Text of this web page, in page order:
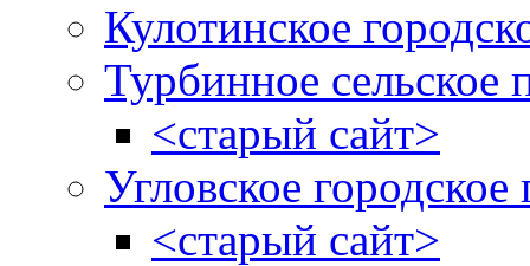
Кулотинское
Турбинное сельское
<старый сайт>
Угловское городское
<старый сайт>